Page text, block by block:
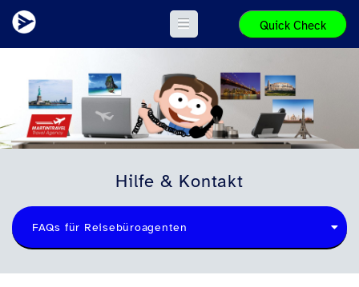
Quick Check
Hilfe & Kontakt
FAQs für Reisebüroagenten